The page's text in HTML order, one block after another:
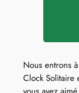
Nous entrons
Clock Solitaire